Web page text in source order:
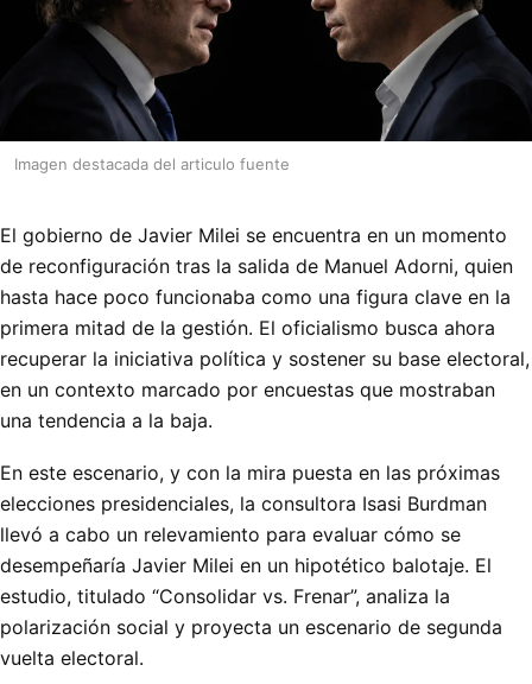
Imagen destacada del articulo fuente
El gobierno de Javier Milei se encuentra en un momento
de reconfiguración tras la salida de Manuel Adorni, quien
hasta hace poco funcionaba como una figura clave en la
primera mitad de la gestión. El oficialismo busca ahora
recuperar la iniciativa política y sostener su base electoral,
en un contexto marcado por encuestas que mostraban
una tendencia a la baja.
En este escenario, y con la mira puesta en las próximas
elecciones presidenciales, la consultora Isasi Burdman
llevó a cabo un relevamiento para evaluar cómo se
desempeñaría Javier Milei en un hipotético balotaje. El
estudio, titulado “Consolidar vs. Frenar”, analiza la
polarización social y proyecta un escenario de segunda
vuelta electoral.